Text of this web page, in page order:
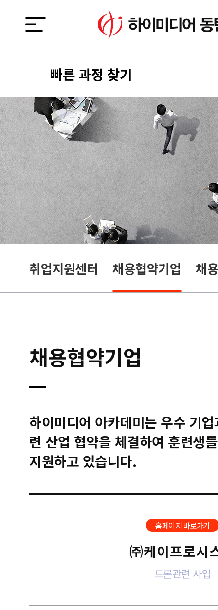
빠른 과정 찾기
취업지원센터 채용협약기업 채
채용협약기업
하이미디어 아카데미는 우수 기
련 산업 협약을 체결하여 훈련생
지원하고 있습니다.
홈페이지 바로가기
㈜케이프로시
드론관련 사업